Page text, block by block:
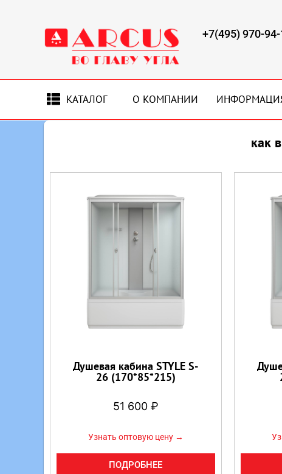
+7(495) 970-
КАТАЛОГ О КОМПАНИИ
как
Душевая кабина STYLE S-
26 (170*85*215)
51 600 ₽
Узнать оптовую цену →
ПОДРОБНЕЕ